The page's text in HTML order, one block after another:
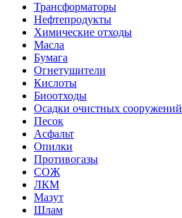
Трансформаторы
Нефтепродукты
Химические отходы
Масла
Бумага
Огнетушители
Кислоты
Биоотходы
Осадки очистных сооружений
Песок
Асфальт
Опилки
Противогазы
СОЖ
ЛКМ
Мазут
Шлам